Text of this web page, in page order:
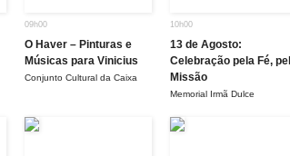
09h00
O Haver – Pinturas e
Músicas para Vinicius
Conjunto Cultural da Caixa
10h00
13 de Agosto:
Celebração pela Fé,
Missão
Memorial Irmã Dulce